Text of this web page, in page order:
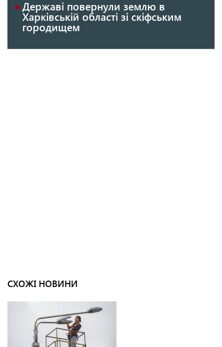
Державі повернули землю в
Харківській області зі скіфським
городищем
СХОЖІ НОВИНИ